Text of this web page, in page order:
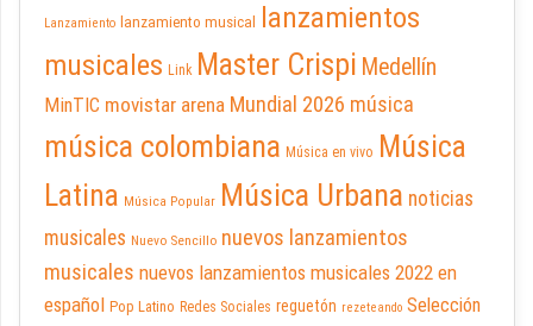
Lanzamiento lanzamiento musical
lanzamientos
musicales Link Master Crispi Medellín
MinTIC movistar arena Mundial 2026 música
música colombiana Música en vivo Música
Latina Música Popular Música Urbana noticias
musicales Nuevo Sencillo nuevos lanzamientos
musicales nuevos lanzamientos musicales 2022 en
español Pop Latino Redes Sociales reguetón rezeteando Selección